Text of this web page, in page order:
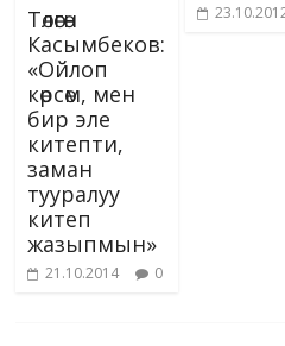
Төлөгөн
Касымбеков:
«Ойлоп
көрсөм, мен
бир эле
китепти,
заман
тууралуу
китеп
жазыпмын»
21.10.2014 0